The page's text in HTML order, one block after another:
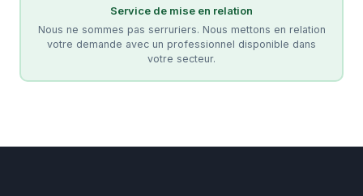
Service de mise en relation
Nous ne sommes pas serruriers. Nous mettons en relation
votre demande avec un professionnel disponible dans
votre secteur.